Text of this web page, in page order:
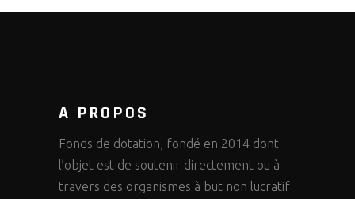
A PROPOS
Fonds de dotation, fondé en 2014 dont
l’objet est de soutenir directement ou à
travers des organismes à but non lucratif